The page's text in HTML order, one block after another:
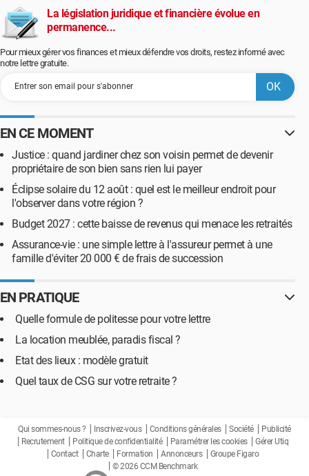
La législation juridique et financière évolue en
permanence...
Pour mieux gérer vos finances et mieux défendre vos droits, restez informé avec
notre lettre gratuite.
EN CE MOMENT
Justice : quand jardiner chez son voisin permet de devenir
propriétaire de son bien sans rien lui payer
Éclipse solaire du 12 août : quel est le meilleur endroit pour
l'observer dans votre région ?
Budget 2027 : cette baisse de revenus qui menace les retraités
Assurance-vie : une simple lettre à l'assureur permet à une
famille d'éviter 20 000 € de frais de succession
EN PRATIQUE
Quelle formule de politesse pour votre lettre
La location meublée, paradis fiscal ?
Etat des lieux : modèle gratuit
Quel taux de CSG sur votre retraite ?
Qui sommes-nous ? Inscrivez-vous Conditions générales Société
Publicité
Recrutement
Politique de confidentialité Paramétrer les cookies
Gérer Utiq
Contact
Charte Formation Annonceurs
Groupe Figaro
© 2026 CCM Benchmark